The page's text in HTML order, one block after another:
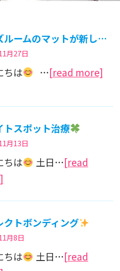
キッズルームのマットが新しくなりました
月27日
ちは …[read more]
トスポット治療
月13日
ちは 土日…[read
クトボンディング
月8日
ちは 土日…[read